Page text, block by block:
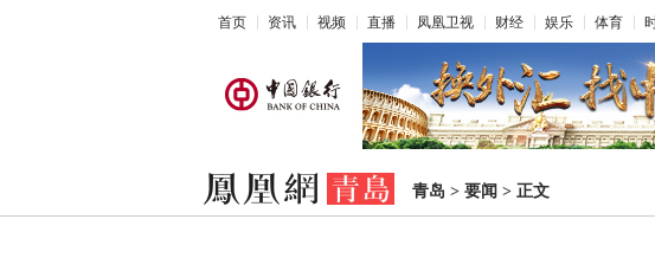
首页 资讯 视频 直播 凤凰卫视 财经 娱乐 体育
青岛 > 要闻 > 正文